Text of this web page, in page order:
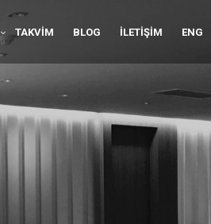
TAKVIM BLOG İLETIŞIM ENG